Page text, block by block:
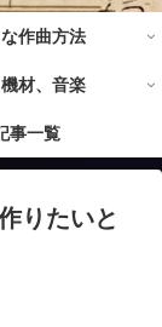
作曲方法
材、音楽
事一覧
りたいと